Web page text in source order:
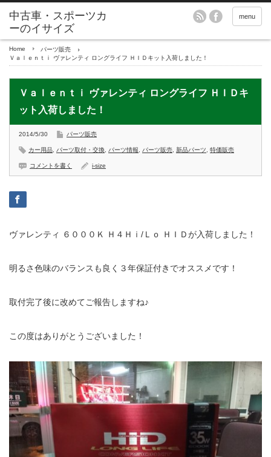
menu
Home
パーツ販売
Ｖａｌｅｎｔｉ ヴァレンティ ロングライフ ＨＩＤキット入荷しました！
Ｖａｌｅｎｔｉ ヴァレンティ ロングライフ ＨＩＤキ
ット入荷しました！
2014/5/30 パーツ販売
カー用品 パーツ取付・交換 パーツ情報 パーツ販売 新品パーツ 特価販売
コメントを書く i-size
ヴァレンティ ６０００Ｋ Ｈ４Ｈｉ/Ｌｏ ＨＩＤが入荷しました！
明るさ色味のバランスも良く３年保証付きでオススメです！
取付完了後に改めてご報告しますね♪
この度はありがとうございました！